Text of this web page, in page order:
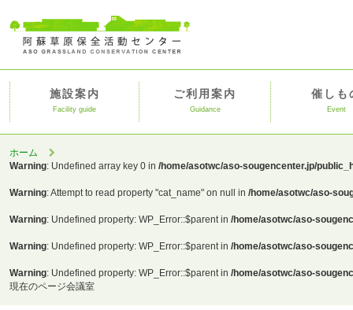
施設案内
Facility guide
ご利用案内
Guidance
催しも
Event
ホーム
Warning: Undefined array key 0 in /home/asotwc/aso-sougencenter.jp/
Warning: Attempt to read property "cat_name" on null in /home/asotwc/aso-
Warning: Undefined property: WP_Error::$parent in /home/asotwc/aso-
Warning: Undefined property: WP_Error::$parent in /home/asotwc/aso-
Warning: Undefined property: WP_Error::$parent in /home/asotwc/aso-
現在のページ会議室